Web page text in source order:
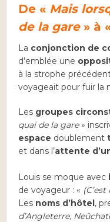
De « Mais
de la gare» à
La conjonction de
d’emblée une
à la strophe
voyageait pour fuir la
Les groupes
quai de la gare»
espace doublement
et dans l’attente
Louis se moque avec
de voyageur : «
Les noms d’hôtel,
d’Angleterre,